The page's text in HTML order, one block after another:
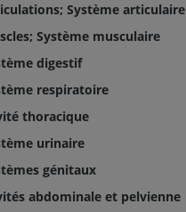
Système articulaire
Système musculaire
digestif
respiratoire
thoracique
urinaire
génitaux
abdominale et pelvienne